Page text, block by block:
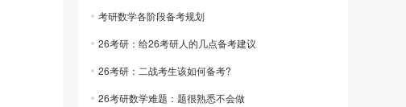
考研数学各阶段备考规划
26考研：给26考研人的几点备考建议
26考研：二战考生该如何备考?
26考研数学难题：题很熟悉不会做